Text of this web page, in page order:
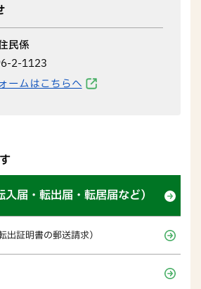
民係
2-1123
ームはこちらへ
届・転出届・転居届など）
証明書の郵送請求）